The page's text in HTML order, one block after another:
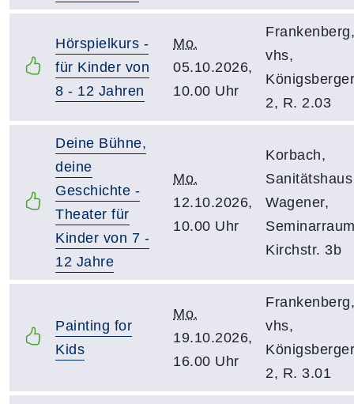
Hörspielkurs -
für Kinder von
8 - 12 Jahren
Mo.
05.10.2026,
10.00 Uhr
Frankenberg,
vhs,
2, R. 2.03
Deine Bühne,
deine
Geschichte -
Theater für
Kinder von 7 -
12 Jahre
Mo.
12.10.2026,
10.00 Uhr
Korbach,
Sanitätshaus
Wagener,
Kirchstr. 3b
Painting for
Kids
Mo.
19.10.2026,
16.00 Uhr
Frankenberg,
vhs,
2, R. 3.01